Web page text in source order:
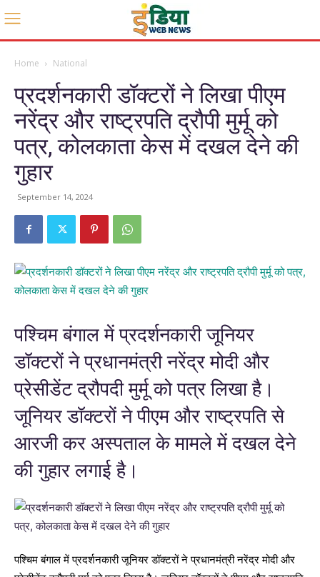
Home National
प्रदर्शनकारी डॉक्टरों ने लिखा पीएम
नरेंद्र और राष्ट्रपति द्रौपी मुर्मू को
पत्र, कोलकाता केस में दखल देने की
गुहार
September 14, 2024
पश्चिम बंगाल में प्रदर्शनकारी जूनियर
डॉक्टरों ने प्रधानमंत्री नरेंद्र मोदी और
प्रेसीडेंट द्रौपदी मुर्मू को पत्र लिखा है।
जूनियर डॉक्टरों ने पीएम और राष्ट्रपति से
आरजी कर अस्पताल के मामले में दखल देने
की गुहार लगाई है।
पश्चिम बंगाल में प्रदर्शनकारी जूनियर डॉक्टरों ने प्रधानमंत्री नरेंद्र मोदी और